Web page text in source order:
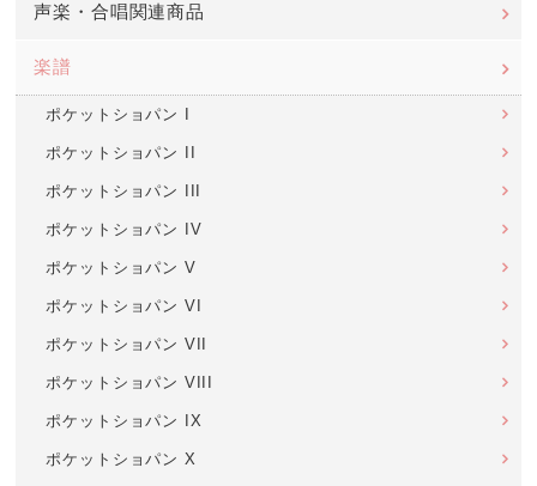
声楽・合唱関連商品
楽譜
ポケットショパン I
ポケットショパン II
ポケットショパン III
ポケットショパン IV
ポケットショパン V
ポケットショパン VI
ポケットショパン VII
ポケットショパン VIII
ポケットショパン IX
ポケットショパン X